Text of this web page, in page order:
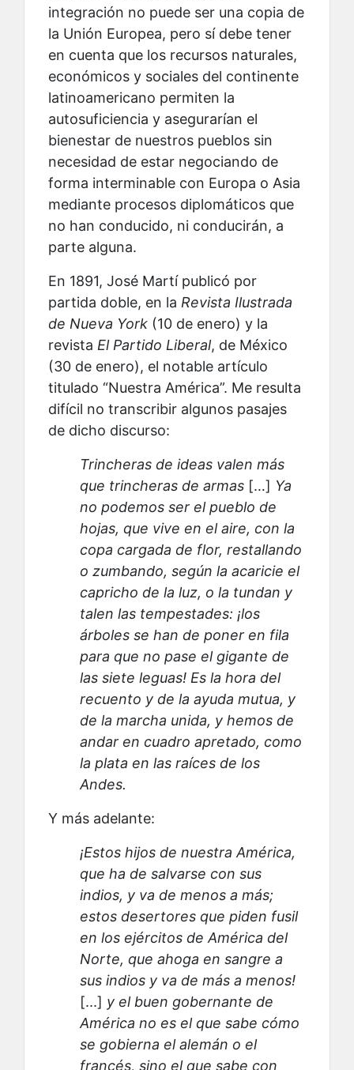
integración no puede ser una copia de
la Unión Europea, pero sí debe tener
en cuenta que los recursos naturales,
económicos y sociales del continente
latinoamericano permiten la
autosuficiencia y asegurarían el
bienestar de nuestros pueblos sin
necesidad de estar negociando de
forma interminable con Europa o Asia
mediante procesos diplomáticos que
no han conducido, ni conducirán, a
parte alguna.
En 1891, José Martí publicó por
partida doble, en la Revista Ilustrada
de Nueva York (10 de enero) y la
revista El Partido Liberal, de México
(30 de enero), el notable artículo
titulado “Nuestra América”. Me resulta
difícil no transcribir algunos pasajes
de dicho discurso:
Trincheras de ideas valen más
que trincheras de armas […] Ya
no podemos ser el pueblo de
hojas, que vive en el aire, con la
copa cargada de flor, restallando
o zumbando, según la acaricie el
capricho de la luz, o la tundan y
talen las tempestades: ¡los
árboles se han de poner en fila
para que no pase el gigante de
las siete leguas! Es la hora del
recuento y de la ayuda mutua, y
de la marcha unida, y hemos de
andar en cuadro apretado, como
la plata en las raíces de los
Andes.
Y más adelante:
¡Estos hijos de nuestra América,
que ha de salvarse con sus
indios, y va de menos a más;
estos desertores que piden fusil
en los ejércitos de América del
Norte, que ahoga en sangre a
sus indios y va de más a menos!
[...] y el buen gobernante de
América no es el que sabe cómo
se gobierna el alemán o el
francés, sino el que sabe con